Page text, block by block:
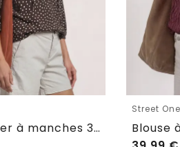
Chemisier à manches 3/4, à col fendu et rubans
Street One